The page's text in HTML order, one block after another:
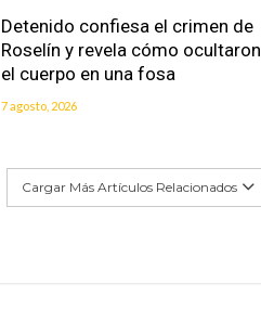
Detenido confiesa el crimen de
Roselín y revela cómo ocultaron
el cuerpo en una fosa
7 agosto, 2026
Cargar Más Artículos Relacionados